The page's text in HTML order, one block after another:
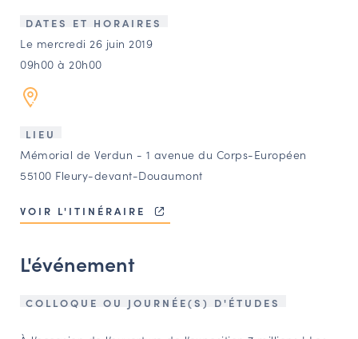
CONTACT
Agenda
Annuaire
Ressources
OFFRES D’EMPLOI ET DE STAGE
OUTILS EN LIGNE
DATES ET HORAIRES
Le mercredi 26 juin 2019
09h00 à 20h00
LIEU
Mémorial de Verdun - 1 avenue du Corps-Européen
55100 Fleury-devant-Douaumont
VOIR L'ITINÉRAIRE
L'événement
COLLOQUE OU JOURNÉE(S) D'ÉTUDES